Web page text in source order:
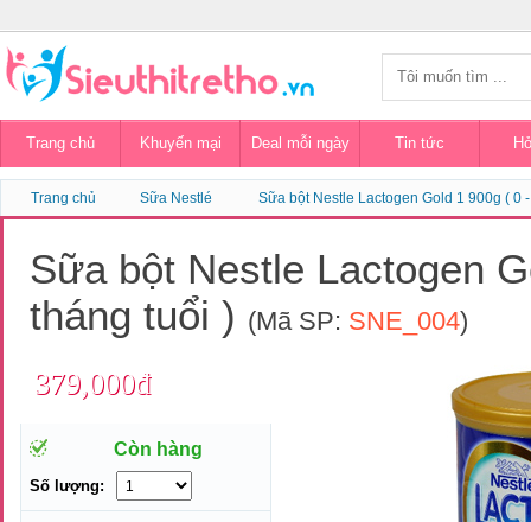
Trang chủ Khuyến mại Deal mỗi ngày Tin tức
Trang chủ Sữa Nestlé Sữa bột Nestle Lactogen Gold 1 900g ( 0
Sữa bột Nestle Lactogen
tháng tuổi ) (Mã SP: SNE_004)
379,000đ
Còn hàng
Số lượng: